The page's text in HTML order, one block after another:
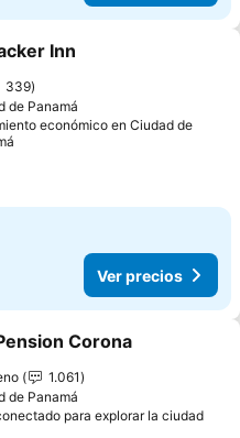
a favoritos
Inn
339
de Panamá
económico en Ciudad de
Ver precios
a favoritos
Corona
1.061
de Panamá
para explorar la ciudad